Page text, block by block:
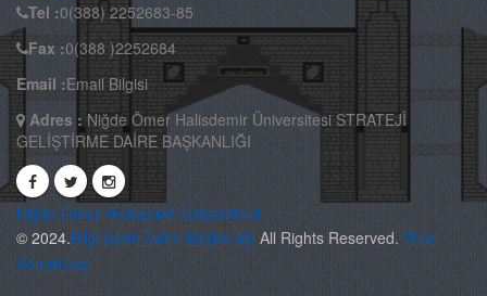
Tel :0(388) 2252683-85
Fax :0(388 )2252684
Email :Email Bilgisi
Adres:Niğde Ömer Halisdemir Üniversitesi STRATEJİ
GELİŞTİRME DAİRE BAŞKANLIĞI
Niğde Ömer Halisdemir Üniversitesi
© 2024.Bilgi İşlem Daire Başkanlığı All Rights Reserved. Web
Sorumlusu